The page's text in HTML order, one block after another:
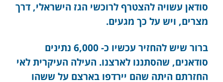
סודאן עשויה להצטרף לרוכשי הגז הישראלי, דרך
מצרים, ויש על כך מגעים.
ברור שיש להחזיר עכשיו כ- 6,000 נתינים
סודאנים, שהסתננו לארצנו. העילה העיקרית לאי
החזרתם היתה שהם יירדפו בארצם על ששהו